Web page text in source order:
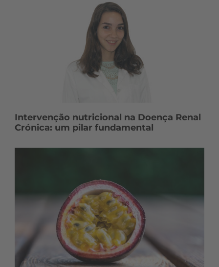
Intervenção nutricional na Doença Renal
Crónica: um pilar fundamental